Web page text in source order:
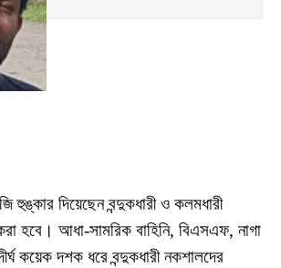
হুঙ্কার দিয়েছেন বন্দুকধারী ও কলমধারী
হবে। আধা-সামরিক বাহিনি, বিএসএফ, নাগা
কয়েক দশক ধরে বন্দুকধারী নকশালদের